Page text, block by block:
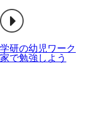
学研の幼児ワーク
家で勉強しよう